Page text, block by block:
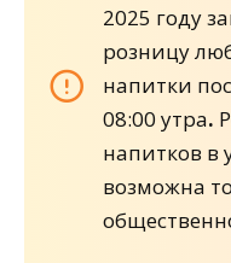
2025 году
розницу
напитки
08:00 утра.
напитков в
возможна